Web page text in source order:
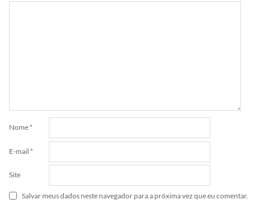
Nome *
E-mail *
Site
Salvar meus dados neste navegador para a próxima vez que eu comentar.